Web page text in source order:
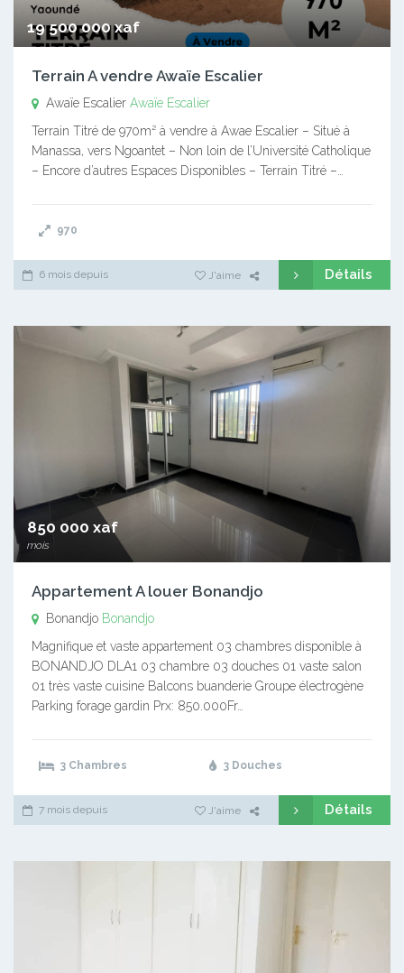
19 500 000 xaf
Terrain A vendre Awaïe Escalier
Awaïe Escalier Awaïe Escalier
Terrain Titré de 970m² à vendre à Awae Escalier – Situé à
Manassa, vers Ngoantet – Non loin de l’Université Catholique
– Encore d’autres Espaces Disponibles – Terrain Titré –…
970
6 mois depuis J'aime Détails
850 000 xaf
mois
Appartement A louer Bonandjo
Bonandjo Bonandjo
Magnifique et vaste appartement 03 chambres disponible à
BONANDJO DLA1 03 chambre 03 douches 01 vaste salon
01 très vaste cuisine Balcons buanderie Groupe électrogène
Parking forage gardin Prx: 850.000Fr…
3 Chambres 3 Douches
7 mois depuis J'aime Détails